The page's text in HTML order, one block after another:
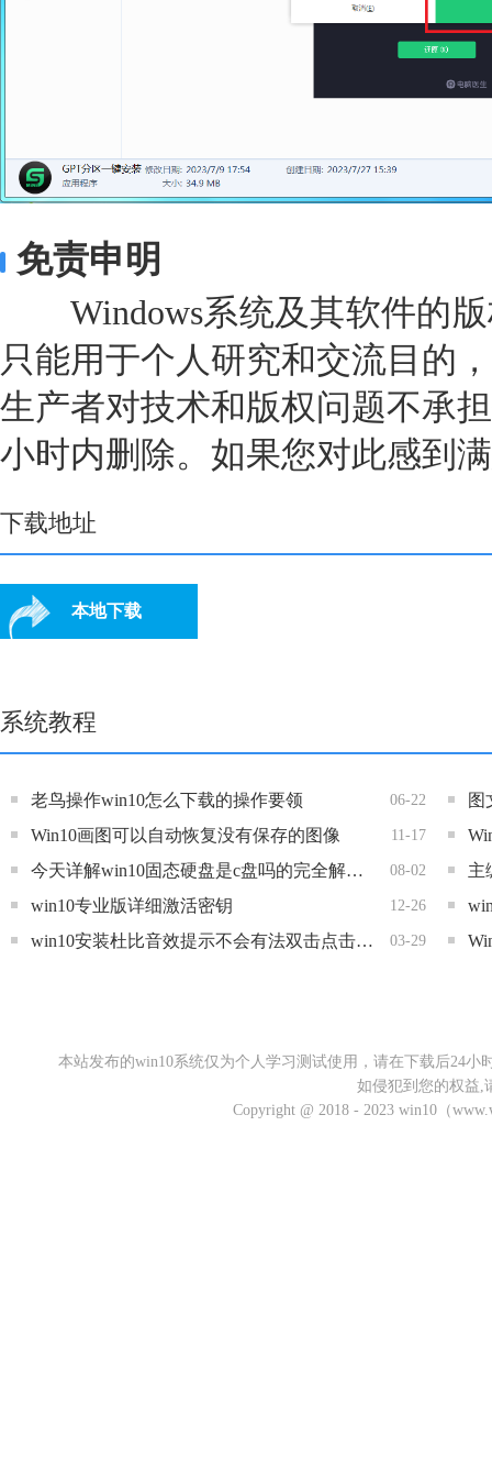
免责申明
Windows系统及其软件的版
只能用于个人研究和交流目的
生产者对技术和版权问题不承
小时内删除。如果您对此感到
下载地址
本地下载
系统教程
06-22
老鸟操作win10怎么下载的操作要领
11-17
Win10画图可以自动恢复没有保存的图像
08-02
今天详解win10固态硬盘是c盘吗的完全解决方法
12-26
win10专业版详细激活密钥
03-29
win10安装杜比音效提示不会有法双击点击Do
本站发布的win10系统仅为个人学习测试使用，请在下载后24
如侵犯到您的权益,
Copyright @ 2018 - 2023 win10（